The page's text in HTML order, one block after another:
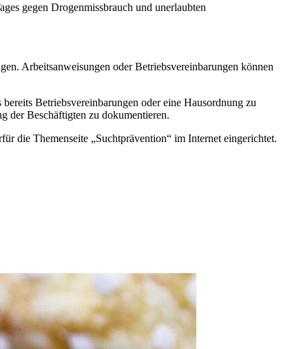
gegen Drogenmissbrauch und unerlaubten
Arbeitsanweisungen oder Betriebsvereinbarungen können
Betriebsvereinbarungen oder eine Hausordnung zu
der Beschäftigten zu dokumentieren.
die Themenseite „Suchtprävention“ im Internet eingerichtet.